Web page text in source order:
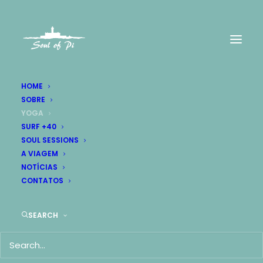
HOME
SOBRE
YOGA
SURF +40
SOUL SESSIONS
A VIAGEM
NOTÍCIAS
CONTATOS
SEARCH